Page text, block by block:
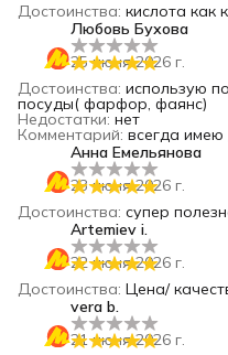
Достоинства: кислота как
Любовь Бухова
25 июня 2026 г.
Достоинства: использую
посуды( фарфор, фаянс)
Недостатки: нет
Комментарий: всегда
Анна Емельянова
23 июня 2026 г.
Достоинства: супер
Artemiev i.
22 июня 2026 г.
Достоинства: Цена/
vera b.
21 июня 2026 г.